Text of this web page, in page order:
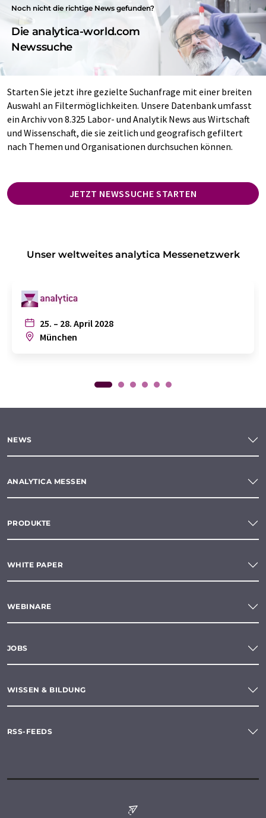
Noch nicht die richtige News gefunden?
Die analytica-world.com
Newssuche
Starten Sie jetzt ihre gezielte Suchanfrage mit einer breiten
Auswahl an Filtermöglichkeiten. Unsere Datenbank umfasst
ein Archiv von 8.325 Labor- und Analytik News aus Wirtschaft
und Wissenschaft, die sie zeitlich und geografisch gefiltert
nach Themen und Organisationen durchsuchen können.
JETZT NEWSSUCHE STARTEN
Unser weltweites analytica Messenetzwerk
25. – 28. April 2028
München
NEWS
ANALYTICA MESSEN
PRODUKTE
WHITE PAPER
WEBINARE
JOBS
WISSEN & BILDUNG
RSS-FEEDS